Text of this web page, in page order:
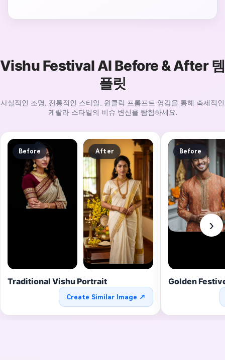
Vishu Festival AI Before & After 템
플릿
사실적인 조명, 전통적인 스타일, 원클릭 프롬프트 영감을 통해 축제적인
케랄라 스타일의 비슈 변신을 탐험하세요.
Before After
Traditional Vishu Portrait
Create Similar Image ↗
Before
Golden
›